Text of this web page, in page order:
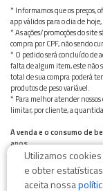
* Informamos que os preços,
app válidos para o dia de
* As ações/promoções do site
compra por CPF, não sendo
* O pedido será concluído de
falta de algum item, este não
total de sua compra poderá
produtos de peso variável.
* Para melhor atender
limitar, por cliente, a
A venda e o consumo de
anos.
Bebida alcoólica pode causar
Beba com moderação
Utilizamos
e obter
aceita nossa